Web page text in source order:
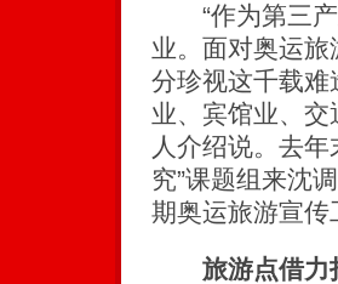
“作为第三产
业。面对奥运
分珍视这千载
业、宾馆业、交
人介绍说。去
究”课题组来沈
期奥运旅游宣
旅游点借力